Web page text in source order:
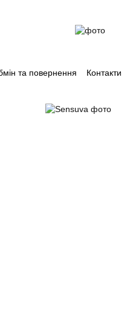
та повернення Контакти